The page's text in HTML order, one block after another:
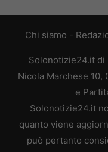
Chi siamo -
Solonotizie24.it di
Nicola Marchese 10,
e
Solonotizie24.it
quanto viene
può pertanto